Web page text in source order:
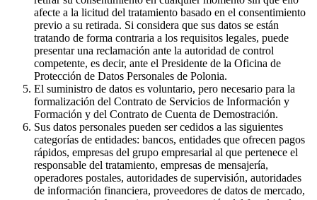
afecte a la licitud del tratamiento basado en el consentimiento
previo a su retirada. Si considera que sus datos se están
tratando de forma contraria a los requisitos legales, puede
presentar una reclamación ante la autoridad de control
competente, es decir, ante el Presidente de la Oficina de
Protección de Datos Personales de Polonia.
El suministro de datos es voluntario, pero necesario para la
formalización del Contrato de Servicios de Información y
Formación y del Contrato de Cuenta de Demostración.
Sus datos personales pueden ser cedidos a las siguientes
categorías de entidades: bancos, entidades que ofrecen pagos
rápidos, empresas del grupo empresarial al que pertenece el
responsable del tratamiento, empresas de mensajería,
operadores postales, autoridades de supervisión, autoridades
de información financiera, proveedores de datos de mercado,